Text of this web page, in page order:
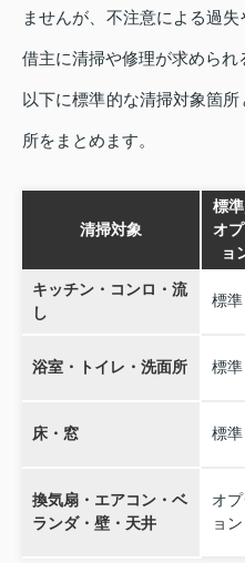
ませんが、不注意による過
借主に清掃や修理が求められ
以下に標準的な清掃対象箇
所をまとめます。
清掃対象
標
オ
ョ
キッチン・コンロ・流
し
標準
浴室・トイレ・洗面所 標準
床・窓 標準
換気扇・エアコン・ベ
ランダ・壁・天井
オ
ョン